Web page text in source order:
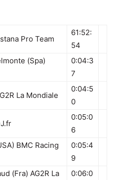
Pro Team
61:52:
54
(Spa)
0:04:3
7
La Mondiale
0:04:5
0
0:05:0
6
BMC Racing
0:05:4
9
(Fra) AG2R La
0:06:0